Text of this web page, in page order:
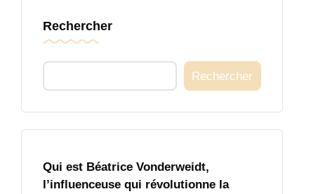
Rechercher
Rechercher
Qui est Béatrice Vonderweidt,
l’influenceuse qui révolutionne la